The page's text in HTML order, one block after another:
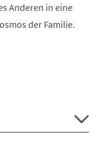
Anderen in eine
der Familie.